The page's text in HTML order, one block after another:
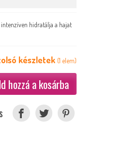
hidratálja a hajat
készletek (1 elem)
hozzá a kosárba